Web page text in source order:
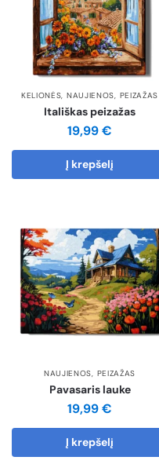
KELIONĖS, NAUJIENOS, PEIZAŽAS
Itališkas peizažas
19,99€
Į krepšelį
NAUJIENOS, PEIZAŽAS
Pavasaris lauke
19,99€
Į krepšelį